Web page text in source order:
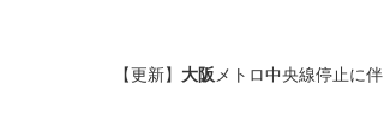
【更新】 大阪 メトロ中央線停止に